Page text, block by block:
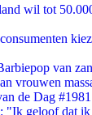
wil tot
van
vrouwen
de Dag #1981
"Ik geloof dat